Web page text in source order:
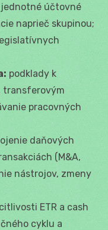
jednotné účtovné
naprieč skupinou;
podklady k
transferovým
pracovných
daňových
(M&A,
nástrojov, zmeny
citlivosti ETR a cash
cyklu a